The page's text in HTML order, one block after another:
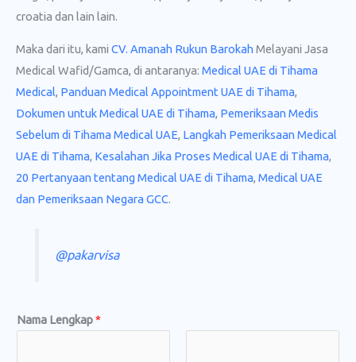
croatia dan lain lain.
Maka dari itu, kami CV. Amanah Rukun Barokah Melayani Jasa
Medical Wafid/Gamca, di antaranya: Medical UAE di Tihama
Medical, Panduan Medical Appointment UAE di Tihama,
Dokumen untuk Medical UAE di Tihama, Pemeriksaan Medis
Sebelum di Tihama Medical UAE, Langkah Pemeriksaan Medical
UAE di Tihama, Kesalahan Jika Proses Medical UAE di Tihama,
20 Pertanyaan tentang Medical UAE di Tihama, Medical UAE
dan Pemeriksaan Negara GCC.
@pakarvisa
J
a
Nama Lengkap*